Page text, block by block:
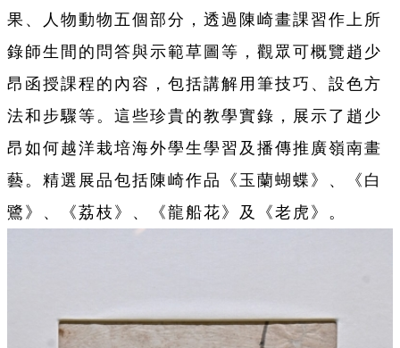
果、人物動物五個部分，透過陳崎畫課習作上所
錄師生間的問答與示範草圖等，觀眾可概覽趙少
昂函授課程的內容，包括講解用筆技巧、設色方
法和步驟等。這些珍貴的教學實錄，展示了趙少
昂如何越洋栽培海外學生學習及播傳推廣嶺南畫
藝。精選展品包括陳崎作品《玉蘭蝴蝶》、《白
鷺》、《荔枝》、《龍船花》及《老虎》。